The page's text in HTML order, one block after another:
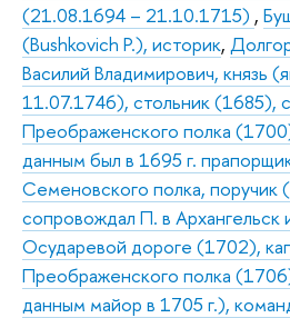
(21.08.1694 – 21.10.1715) ,
(Bushkovich P.), историк,
Василий Владимирович, князь
11.07.1746), стольник (1685),
Преображенского полка
данным был в 1695 г.
Семеновского полка, поручик
сопровождал П. в Архангельск
Осударевой дороге (1702),
Преображенского полка
данным майор в 1705 г.),